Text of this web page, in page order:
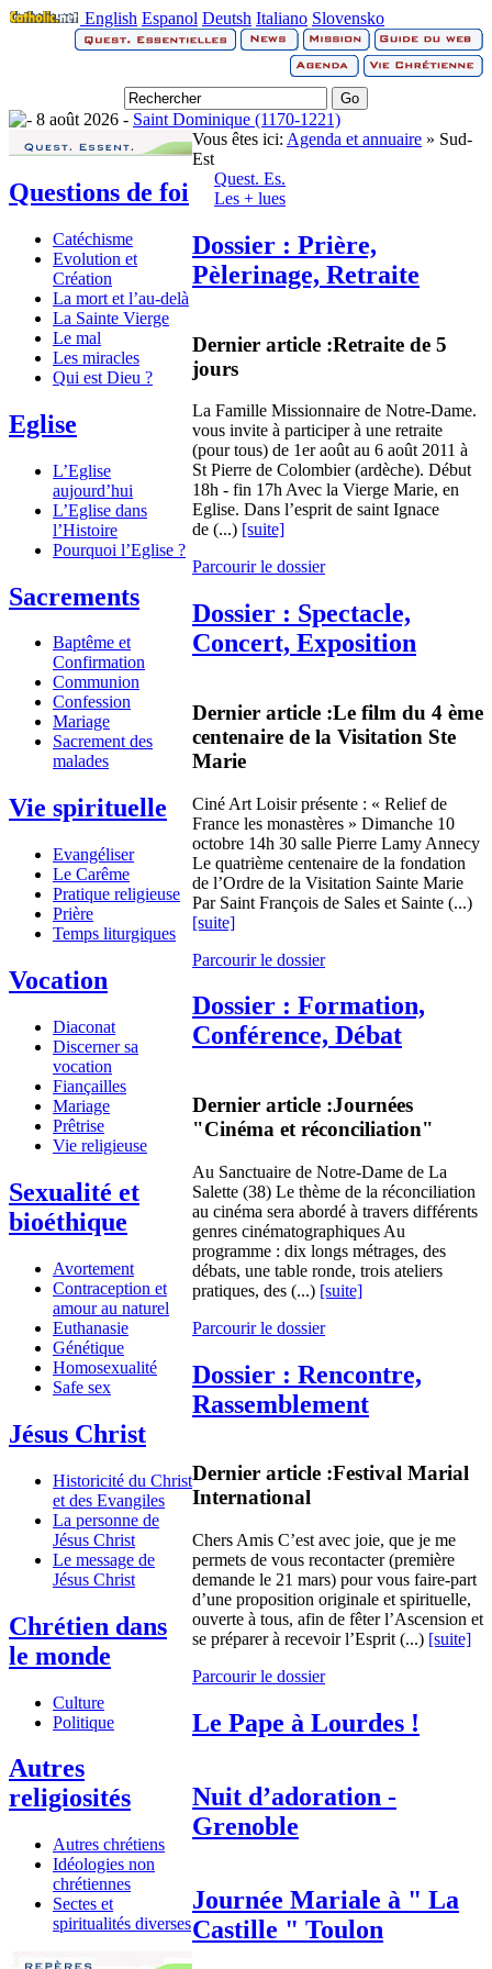
English Espanol Deutsh Italiano Slovensko
8 août 2026 - Saint Dominique (1170-1221)
Questions de foi
Catéchisme
Evolution et
Création
La mort et l’au-delà
La Sainte Vierge
Le mal
Les miracles
Qui est Dieu ?
Eglise
L’Eglise
aujourd’hui
L’Eglise dans
l’Histoire
Pourquoi l’Eglise ?
Sacrements
Baptême et
Confirmation
Communion
Confession
Mariage
Sacrement des
malades
Vie spirituelle
Evangéliser
Le Carême
Pratique religieuse
Prière
Temps liturgiques
Vocation
Diaconat
Discerner sa
vocation
Fiançailles
Mariage
Prêtrise
Vie religieuse
Sexualité et
bioéthique
Avortement
Contraception et
amour au naturel
Euthanasie
Génétique
Homosexualité
Safe sex
Jésus Christ
Historicité du Christ
et des Evangiles
La personne de
Jésus Christ
Le message de
Jésus Christ
Chrétien dans
le monde
Culture
Politique
Autres
religiosités
Autres chrétiens
Idéologies non
chrétiennes
Sectes et
spiritualités diverses
Vous êtes ici: Agenda et annuaire » Sud-
Est
Quest. Es.
Les + lues
Dossier : Prière,
Pèlerinage, Retraite
Dernier article :Retraite de 5
jours
La Famille Missionnaire de Notre-Dame.
vous invite à participer à une retraite
(pour tous) de 1er août au 6 août 2011 à
St Pierre de Colombier (ardèche). Début
18h - fin 17h Avec la Vierge Marie, en
Eglise. Dans l’esprit de saint Ignace
de (...) [suite]
Parcourir le dossier
Dossier : Spectacle,
Concert, Exposition
Dernier article :Le film du 4 ème
centenaire de la Visitation Ste
Marie
Ciné Art Loisir présente : « Relief de
France les monastères » Dimanche 10
octobre 14h 30 salle Pierre Lamy Annecy
Le quatrième centenaire de la fondation
de l’Ordre de la Visitation Sainte Marie
Par Saint François de Sales et Sainte (...)
[suite]
Parcourir le dossier
Dossier : Formation,
Conférence, Débat
Dernier article :Journées
"Cinéma et réconciliation"
Au Sanctuaire de Notre-Dame de La
Salette (38) Le thème de la réconciliation
au cinéma sera abordé à travers différents
genres cinématographiques Au
programme : dix longs métrages, des
débats, une table ronde, trois ateliers
pratiques, des (...) [suite]
Parcourir le dossier
Dossier : Rencontre,
Rassemblement
Dernier article :Festival Marial
International
Chers Amis C’est avec joie, que je me
permets de vous recontacter (première
demande le 21 mars) pour vous faire-part
d’une proposition originale et spirituelle,
ouverte à tous, afin de fêter l’Ascension et
se préparer à recevoir l’Esprit (...) [suite]
Parcourir le dossier
Le Pape à Lourdes !
Nuit d’adoration -
Grenoble
Journée Mariale à " La
Castille " Toulon